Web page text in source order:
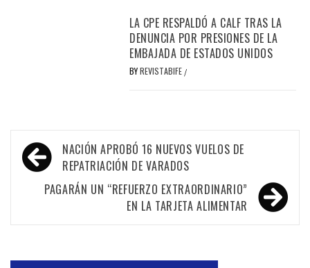
LA CPE RESPALDÓ A CALF TRAS LA
DENUNCIA POR PRESIONES DE LA
EMBAJADA DE ESTADOS UNIDOS
BYREVISTABIFE /
Navegación
de
entradas
NACIÓN APROBÓ 16 NUEVOS VUELOS DE
REPATRIACIÓN DE VARADOS
PAGARÁN UN “REFUERZO EXTRAORDINARIO”
EN LA TARJETA ALIMENTAR